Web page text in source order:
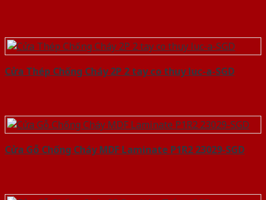
Cửa Thép Chống Cháy 2P 2 tay co thuy luc-a-SGD
Cửa Gỗ Chống Cháy MDF Laminate P1R2 23029-SGD